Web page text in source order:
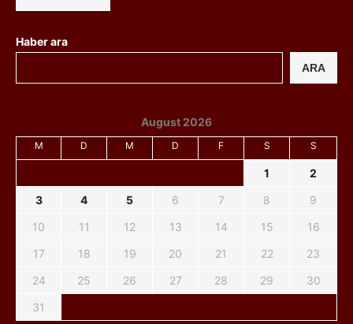
Haber ara
ARA
August 2026
M D M D F S S
1
2
3
4 5 6 7 8
9
10
11 12 13 14 15
16
17
18 19 20 21 22
23
24
25 26 27 28 29
30
31